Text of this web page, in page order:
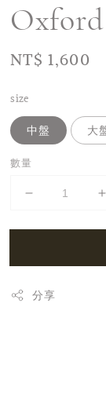
Regular
NT$ 1,600
size
中盤 大
數量
分享